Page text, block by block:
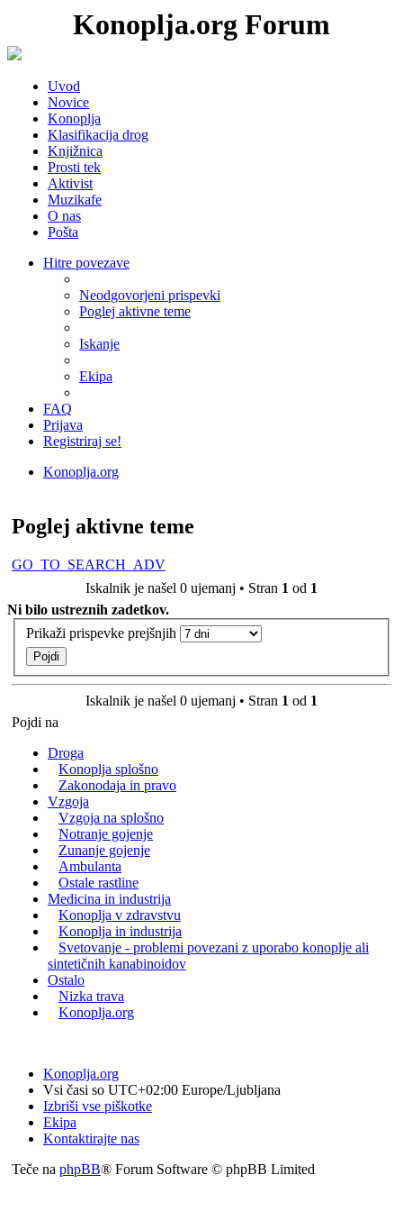
Konoplja.org Forum
Uvod
Novice
Konoplja
Klasifikacija drog
Knjižnica
Prosti tek
Aktivist
Muzikafe
O nas
Pošta
Hitre povezave
Neodgovorjeni prispevki
Poglej aktivne teme
Iskanje
Ekipa
FAQ
Prijava
Registriraj se!
Konoplja.org
Poglej aktivne teme
GO_TO_SEARCH_ADV
Iskalnik je našel 0 ujemanj • Stran 1 od 1
Ni bilo ustreznih zadetkov.
Prikaži prispevke prejšnjih
Iskalnik je našel 0 ujemanj • Stran 1 od 1
Pojdi na
Droga
Konoplja splošno
Zakonodaja in pravo
Vzgoja
Vzgoja na splošno
Notranje gojenje
Zunanje gojenje
Ambulanta
Ostale rastline
Medicina in industrija
Konoplja v zdravstvu
Konoplja in industrija
Svetovanje - problemi povezani z uporabo konoplje ali
sintetičnih kanabinoidov
Ostalo
Nizka trava
Konoplja.org
Konoplja.org
Vsi časi so UTC+02:00 Europe/Ljubljana
Izbriši vse piškotke
Ekipa
Kontaktirajte nas
Teče na phpBB® Forum Software © phpBB Limited